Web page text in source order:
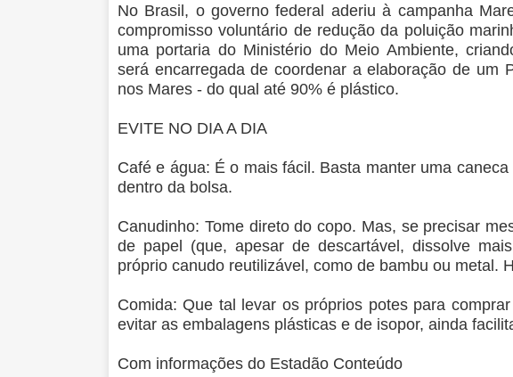
No Brasil, o governo federal aderiu à campanha
compromisso voluntário de redução da poluição
uma portaria do Ministério do Meio Ambiente,
será encarregada de coordenar a elaboração de um
nos Mares - do qual até 90% é plástico.
EVITE NO DIA A DIA
Café e água: É o mais fácil. Basta manter uma
dentro da bolsa.
Canudinho: Tome direto do copo. Mas, se precisar
de papel (que, apesar de descartável, dissolve
próprio canudo reutilizável, como de bambu ou metal.
Comida: Que tal levar os próprios potes para
evitar as embalagens plásticas e de isopor, ainda
Com informações do Estadão Conteúdo